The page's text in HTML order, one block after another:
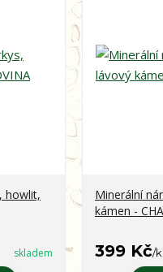
howlit,
skladem
Minerální
kámen -
399 Kč/